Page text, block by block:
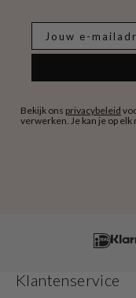
Bekijk ons privacybeleid
verwerken. Je kan je op
Klantenservice